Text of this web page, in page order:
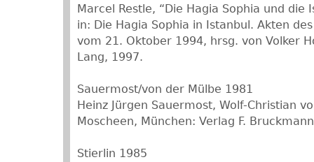
Marcel Restle, “Die Hagia Sophia und die
in: Die Hagia Sophia in Istanbul. Akten
vom 21. Oktober 1994, hrsg. von Volker
Lang, 1997.
Sauermost/von der Mülbe 1981
Heinz Jürgen Sauermost, Wolf-Christian
Moscheen, München: Verlag F.
Stierlin 1985